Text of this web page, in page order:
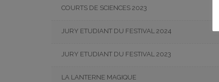
COURTS DE SCIENCES 2023
JURY ETUDIANT DU FESTIVAL 2024
JURY ETUDIANT DU FESTIVAL 2023
LA LANTERNE MAGIQUE